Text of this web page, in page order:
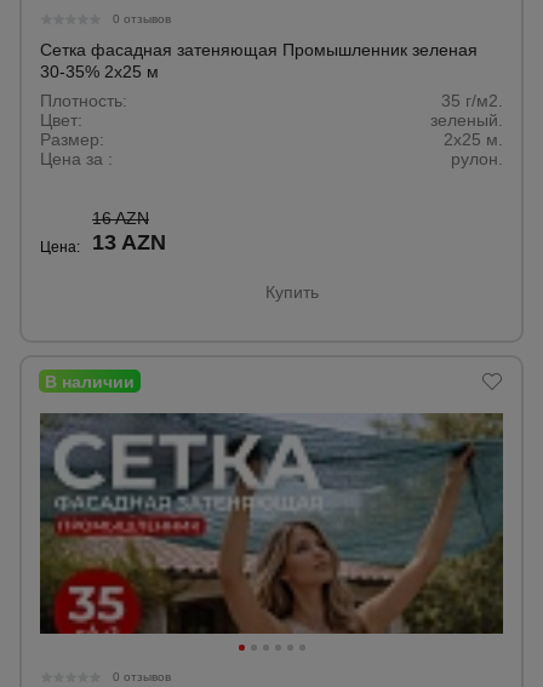
0 отзывов
Сетка фасадная затеняющая Промышленник зеленая
30-35% 2х25 м
Плотность:
35 г/м2.
Цвет:
зеленый.
Размер:
2x25 м.
Цена за :
рулон.
Цена:
16 AZN
13 AZN
Купить
0 отзывов